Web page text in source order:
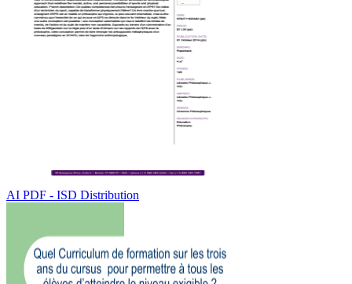
AI PDF - ISD Distribution